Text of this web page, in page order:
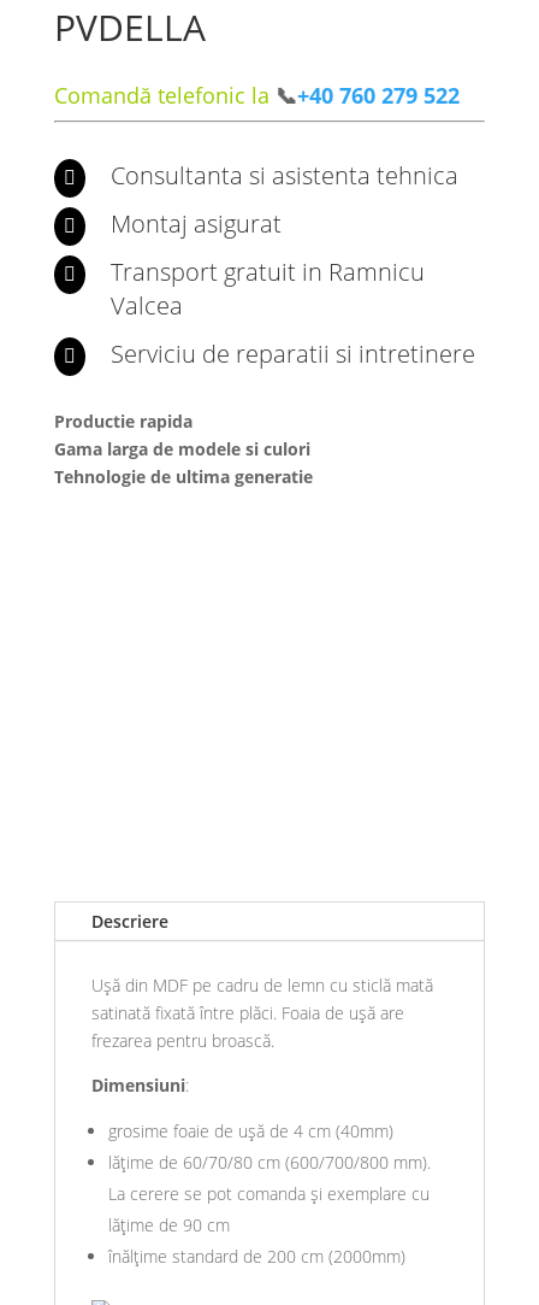
PVDELLA
Comandă telefonic la 📞+40 760 279 522
 Consultanta si asistenta tehnica
 Montaj asigurat

Transport gratuit in Ramnicu
Valcea
 Serviciu de reparatii si intretinere
Productie rapida
Gama larga de modele si culori
Tehnologie de ultima generatie
Descriere
Ușă din MDF pe cadru de lemn cu sticlă mată
satinată fixată între plăci. Foaia de ușă are
frezarea pentru broască.
Dimensiuni:
grosime foaie de ușă de 4 cm (40mm)
lățime de 60/70/80 cm (600/700/800 mm).
La cerere se pot comanda și exemplare cu
lățime de 90 cm
înălțime standard de 200 cm (2000mm)